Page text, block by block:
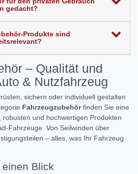
gedacht?
Produkte sind
– Qualität und
& Nutzfahrzeug
sichern oder individuell gestalten
Fahrzeugzubehörfinden Sie eine
robusten und hochwertigen Produkten
Von Seilwinden über
– alles, was Ihr Fahrzeug
Blick